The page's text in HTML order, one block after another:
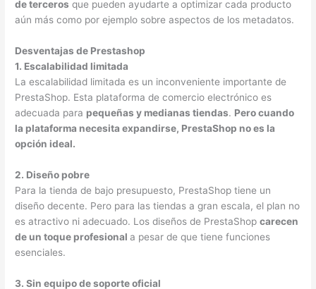
de terceros que pueden ayudarte a optimizar cada producto
aún más como por ejemplo sobre aspectos de los metadatos.
Desventajas de Prestashop
1. Escalabilidad limitada
La escalabilidad limitada es un inconveniente importante de
PrestaShop. Esta plataforma de comercio electrónico es
adecuada para pequeñas y medianas tiendas. Pero cuando
la plataforma necesita expandirse, PrestaShop no es la
opción ideal.
2. Diseño pobre
Para la tienda de bajo presupuesto, PrestaShop tiene un
diseño decente. Pero para las tiendas a gran escala, el plan no
es atractivo ni adecuado. Los diseños de PrestaShopcarecen
de un toque profesionala pesar de que tiene funciones
esenciales.
3. Sin equipo de soporte oficial